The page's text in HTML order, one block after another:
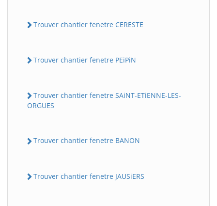
Trouver chantier fenetre CERESTE
Trouver chantier fenetre PEiPiN
Trouver chantier fenetre SAiNT-ETiENNE-LES-
ORGUES
Trouver chantier fenetre BANON
Trouver chantier fenetre JAUSiERS